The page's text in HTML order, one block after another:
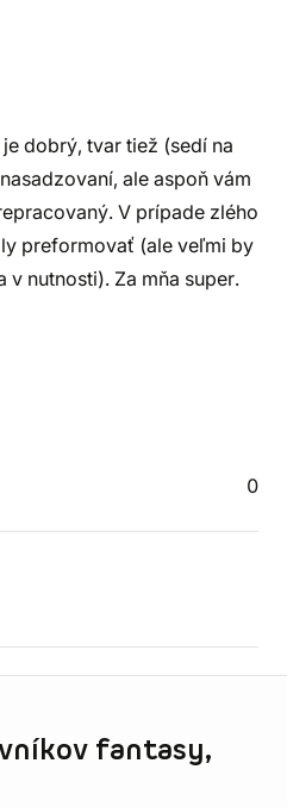
dobrý, tvar tiež (sedí na
ale aspoň vám
V prípade zlého
preformovať (ale veľmi by
v nutnosti). Za mňa super.
0
fantasy,